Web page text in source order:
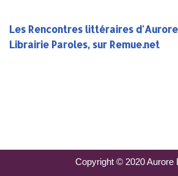
Les Rencontres littéraires
Librairie Paroles, sur Remue.net
Copyright © 2020 Aurore